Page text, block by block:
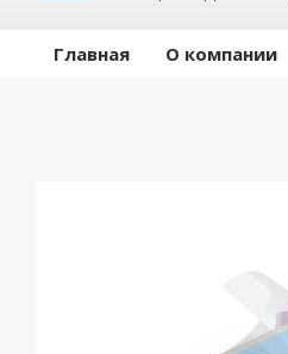
Главная О компании